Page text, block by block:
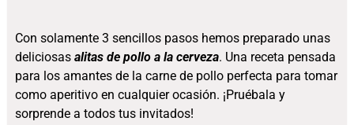
Con solamente 3 sencillos pasos hemos preparado unas
deliciosas alitas de pollo a la cerveza. Una receta pensada
para los amantes de la carne de pollo perfecta para tomar
como aperitivo en cualquier ocasión. ¡Pruébala y
sorprende a todos tus invitados!